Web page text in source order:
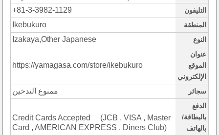
التليفون +81-3-3982-1129
المنطقة Ikebukuro
النوع Izakaya,Other Japanese
عنوان
الموقع
الإلكتروني
https://yamagasa.com/store/ikebukuro
سجائر ممنوع التدخين
الدفع
بالبطاقة/
بالهاتف
Credit Cards Accepted (JCB , VISA , Master
Card , AMERICAN EXPRESS , Diners Club)